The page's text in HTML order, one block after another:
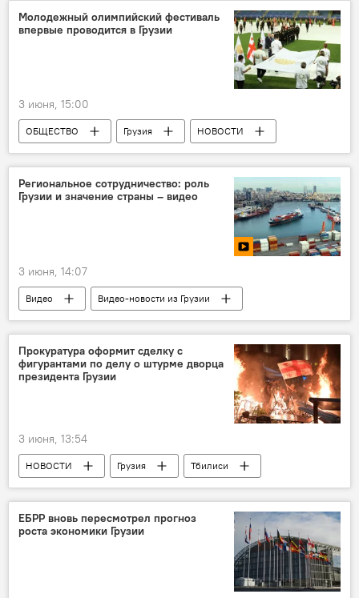
Россия
Грузино-российские отношения
Молодежный олимпийский фестиваль
впервые проводится в Грузии
3 июня, 15:00
ОБЩЕСТВО Грузия
НОВОСТИ
Тбилиси
Аджария
Зураб Патарадзе
Региональное сотрудничество: роль
Грузии и значение страны – видео
3 июня, 14:07
Видео
Видео-новости из Грузии
Мультимедиа
Видеоклуб
Экономика
Черноморский регион
Прокуратура оформит сделку с
фигурантами по делу о штурме дворца
президента Грузии
3 июня, 13:54
НОВОСТИ Грузия
Тбилиси
Паата Бурчуладзе
Ираклий Надирадзе
Тбилисский городской суд
ПОЛИТИКА
Прокуратура
ЕБРР вновь пересмотрел прогноз
роста экономики Грузии